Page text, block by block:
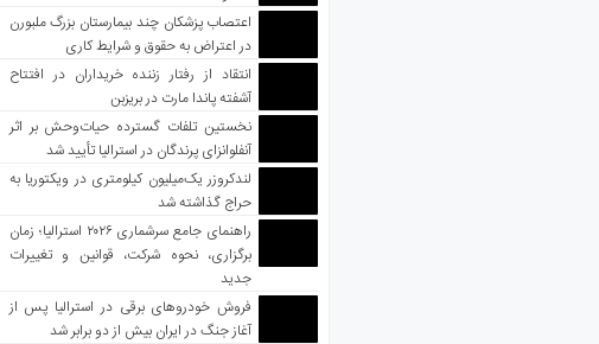
اعتصاب پزشکان چند بیمارستان بزرگ ملبورن
در اعتراض به حقوق و شرایط کاری
انتقاد از رفتار زننده خریداران در افتتاح
آشفته پاندا مارت در بریزبن
نخستین تلفات گسترده حیات‌وحش بر اثر
آنفلوانزای پرندگان در استرالیا تأیید شد
لندکروزر یک‌میلیون کیلومتری در ویکتوریا به
حراج گذاشته شد
راهنمای جامع سرشماری ۲۰۲۶ استرالیا؛ زمان
برگزاری، نحوه شرکت، قوانین و تغییرات
جدید
فروش خودروهای برقی در استرالیا پس از
آغاز جنگ در ایران بیش از دو برابر شد